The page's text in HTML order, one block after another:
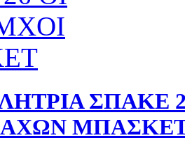
ΣΠΑΚΕ